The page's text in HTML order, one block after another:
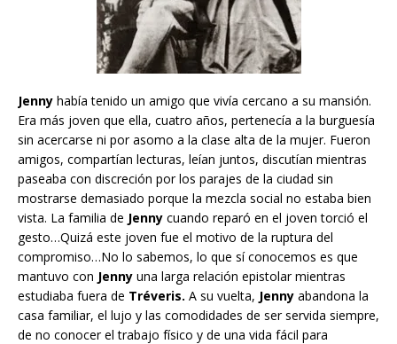
Jenny había tenido un amigo que vivía cercano a su mansión.
Era más joven que ella, cuatro años, pertenecía a la burguesía
sin acercarse ni por asomo a la clase alta de la mujer. Fueron
amigos, compartían lecturas, leían juntos, discutían mientras
paseaba con discreción por los parajes de la ciudad sin
mostrarse demasiado porque la mezcla social no estaba bien
vista. La familia de Jenny cuando reparó en el joven torció el
gesto…Quizá este joven fue el motivo de la ruptura del
compromiso…No lo sabemos, lo que sí conocemos es que
mantuvo con Jenny una larga relación epistolar mientras
estudiaba fuera de Tréveris. A su vuelta, Jenny abandona la
casa familiar, el lujo y las comodidades de ser servida siempre,
de no conocer el trabajo físico y de una vida fácil para